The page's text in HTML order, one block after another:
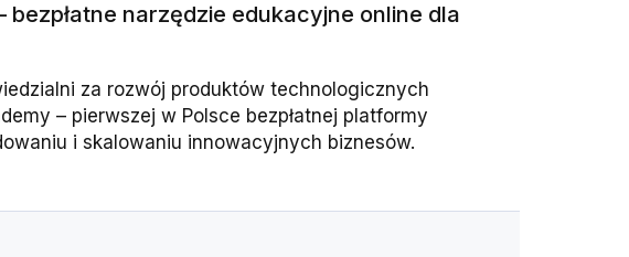
bezpłatne narzędzie edukacyjne online dla
za rozwój produktów technologicznych
– pierwszej w Polsce bezpłatnej platformy
i skalowaniu innowacyjnych biznesów.